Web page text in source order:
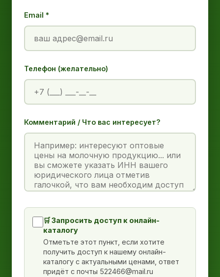
Email *
Телефон (желательно)
Комментарий / Что вас интересует?
🛒 Запросить доступ к онлайн-
каталогу
Отметьте этот пункт, если хотите
получить доступ к нашему онлайн-
каталогу с актуальными ценами, ответ
придёт с почты 522466@mail.ru